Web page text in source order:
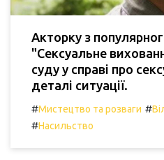
Акторку з
"Сексуальне
суду у справі про
деталі ситуації.
#Мистецтво та розваги #
#Насильство